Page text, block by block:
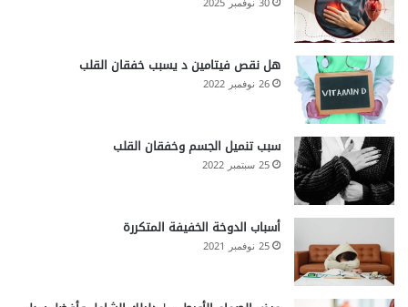
هل نقص فيتامين د يسبب خفقان القلب
26 نوفمبر 2022
سبب تنميل الجسم وخفقان القلب
25 سبتمبر 2022
أسباب الدوخة الخفيفة المتكررة
25 نوفمبر 2021